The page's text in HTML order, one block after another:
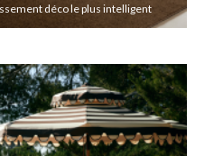
déco le plus intelligent